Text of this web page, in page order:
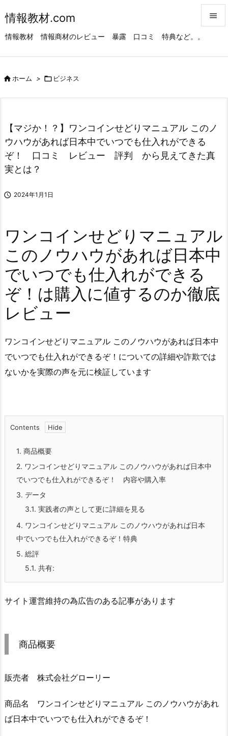
情報教材.com
情報教材 情報商材のレビュー 暴露 口コミ 特典など。。

前へ
次へ
検索
ホーム >  ビジネス
【マジか！？】ワンコインせどりマニュアル このノ
ウハウがあれば日本中でいつでも仕入れができる
ぞ！ 口コミ レビュー 評判 から見えてきた真
実とは？
 2024年1月1日
ワンコインせどりマニュアル
このノウハウがあれば日本中
でいつでも仕入れができる
ぞ！は購入に値するのか徹底
レビュー
ワンコインせどりマニュアル このノウハウがあれば日本中
でいつでも仕入れができるぞ！についての詳細や詐欺では
ないかを実際の声を元に検証しています
Contents
1. 商品概要
2. ワンコインせどりマニュアル このノウハウがあれば日本中
でいつでも仕入れができるぞ！ 内容や購入率
3. データ
3.1. 実践者の声として更に詳細を見る
4. ワンコインせどりマニュアル このノウハウがあれば日本
中でいつでも仕入れができるぞ！特典
5. 総評
5.1. 共有:
サイト運営維持の為広告のある記事があります
商品概要
販売者 株式会社グローリー
商品名 ワンコインせどりマニュアル このノウハウがあれ
ば日本中でいつでも仕入れができるぞ！